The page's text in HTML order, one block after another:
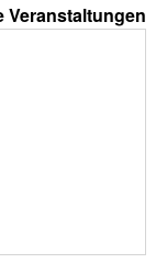
Veranstaltungen